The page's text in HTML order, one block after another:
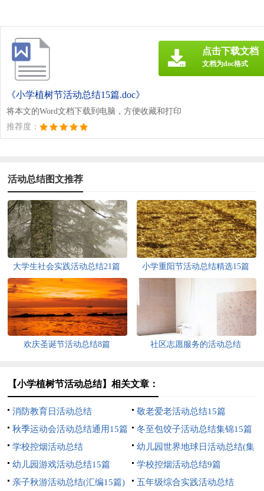
《小学植树节活动总结15篇.doc》
将本文的Word文档下载到电脑，方便收藏和打印
推荐度：
点击下载文档
文档为doc格式
活动总结图文推荐
大学生社会实践活动总结21篇 小学重阳节活动总结精选15篇
欢庆圣诞节活动总结8篇 社区志愿服务的活动总结
【小学植树节活动总结】相关文章：
消防教育日活动总结
敬老爱老活动总结15篇
秋季运动会活动总结通用15篇
冬至包饺子活动总结集锦15篇
学校控烟活动总结
幼儿园世界地球日活动总结(集
合12篇)
幼儿园游戏活动总结15篇
学校控烟活动总结9篇
亲子秋游活动总结(汇编15篇)
五年级综合实践活动总结